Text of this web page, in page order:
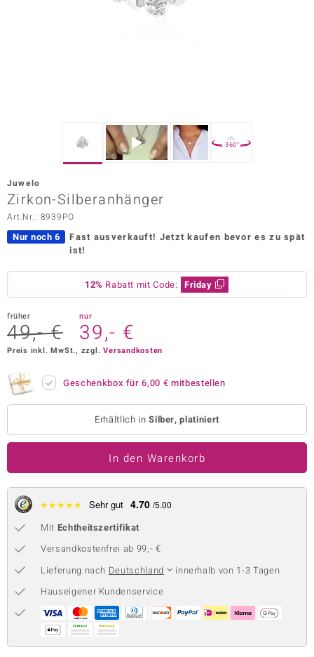
Vogue
Paraíso
BY DE MELO
Collection
360°
Juwelo
Zirkon-Silberanhänger
Art.Nr.: 8939PO
Nur noch 6 Fast ausverkauft! Jetzt kaufen bevor es zu spät
ist!
12% Rabatt mit Code: Friday
früher
49,- €
nur
39,- €
Preis inkl. MwSt., zzgl.Versandkosten
Geschenkbox für6,00 € mitbestellen
Erhältlich inSilber, platiniert
In den Warenkorb
★★★★★ Sehr gut 4.70 /5.00
Mit Echtheitszertifikat
Versandkostenfrei ab 99,- €
Lieferung nach Deutschland
innerhalb von 1-3 Tagen
Hauseigener Kundenservice